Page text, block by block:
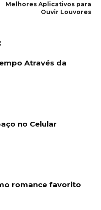
Melhores Aplicativos para
Ouvir Louvores
Através da
no Celular
romance favorito